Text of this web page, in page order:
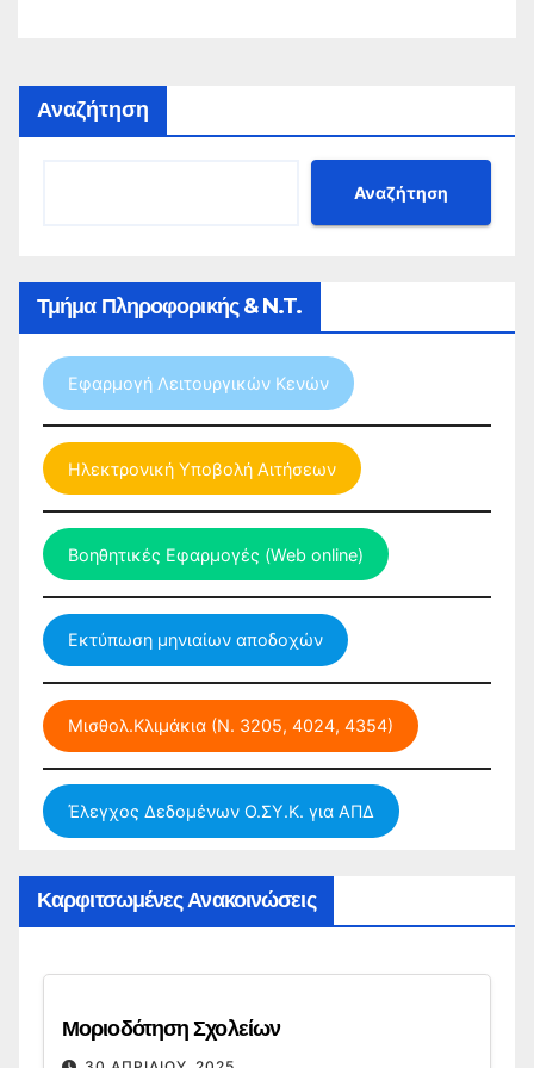
Αναζήτηση
Αναζήτηση
Τμήμα Πληροφορικής & N.T.
Εφαρμογή Λειτουργικών Κενών
Ηλεκτρονική Υποβολή Αιτήσεων
Βοηθητικές Εφαρμογές (Web online)
Εκτύπωση μηνιαίων αποδοχών
Μισθολ.Κλιμάκια (Ν. 3205, 4024, 4354)
Έλεγχος Δεδομένων Ο.ΣΥ.Κ. για ΑΠΔ
Καρφιτσωμένες Ανακοινώσεις
Μοριοδότηση Σχολείων